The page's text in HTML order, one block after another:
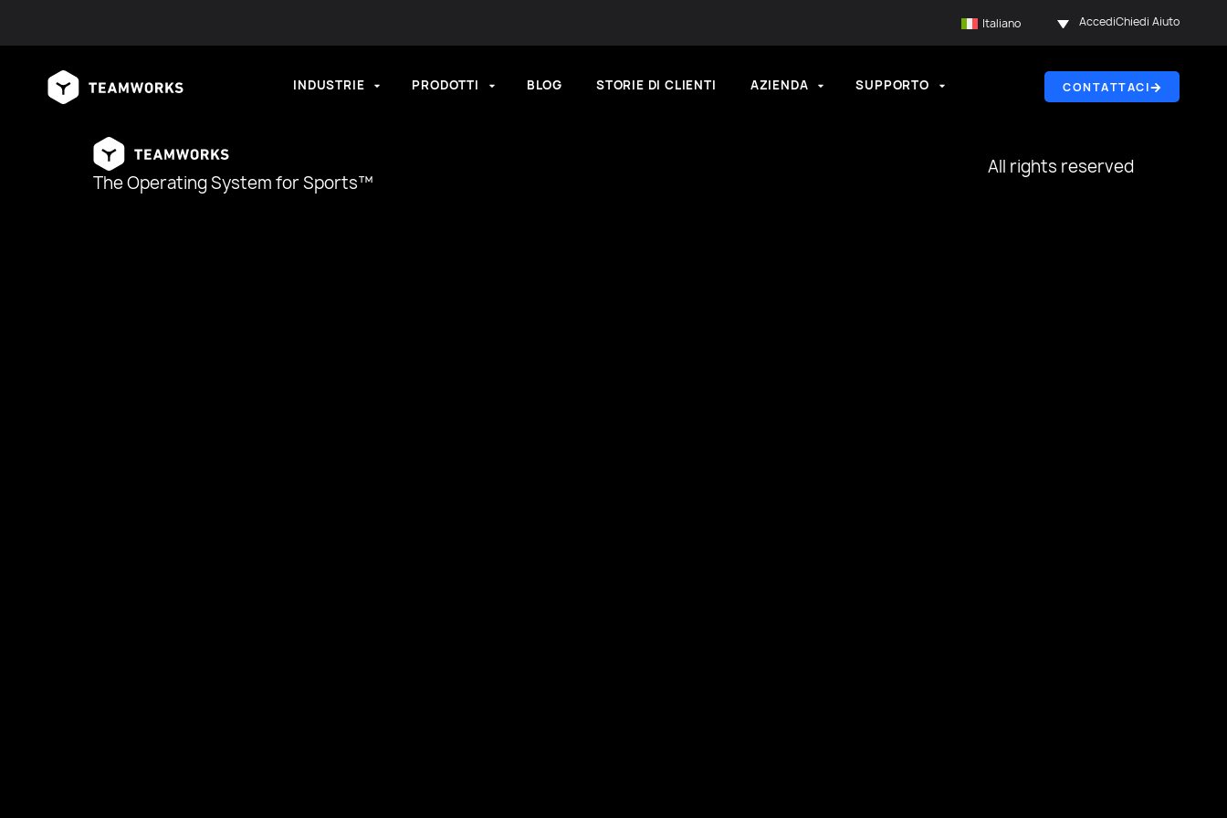
Italiano AccediChiedi Aiuto
INDUSTRIE PRODOTTI BLOG STORIE DI CLIENTI AZIENDA SUPPORTO CONTATTACI
The Operating System for Sports™
All rights reserved